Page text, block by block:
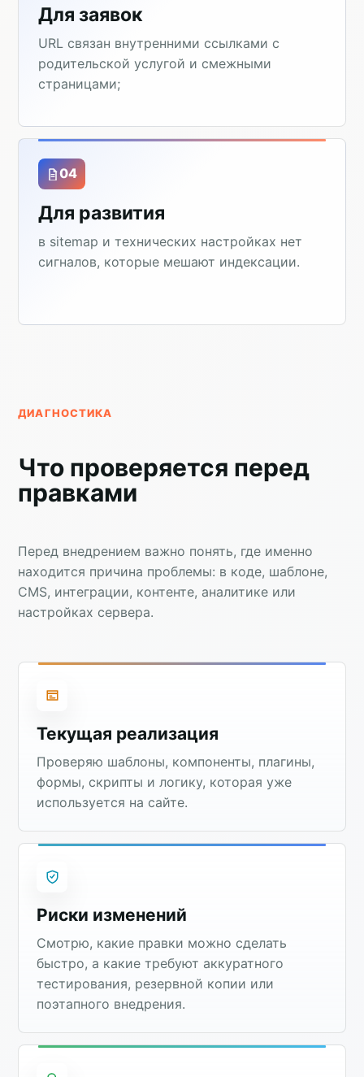
Для заявок
URL связан внутренними ссылками с
родительской услугой и смежными
страницами;
04
Для развития
в sitemap и технических настройках нет
сигналов, которые мешают индексации.
ДИАГНОСТИКА
Что проверяется перед
правками
Перед внедрением важно понять, где именно
находится причина проблемы: в коде, шаблоне,
CMS, интеграции, контенте, аналитике или
настройках сервера.
Текущая реализация
Проверяю шаблоны, компоненты, плагины,
формы, скрипты и логику, которая уже
используется на сайте.
Риски изменений
Смотрю, какие правки можно сделать
быстро, а какие требуют аккуратного
тестирования, резервной копии или
поэтапного внедрения.